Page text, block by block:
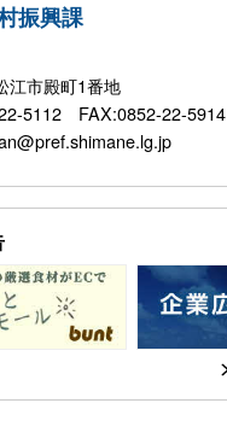
振興課
市殿町1番地
5112 FAX:0852-22-5914